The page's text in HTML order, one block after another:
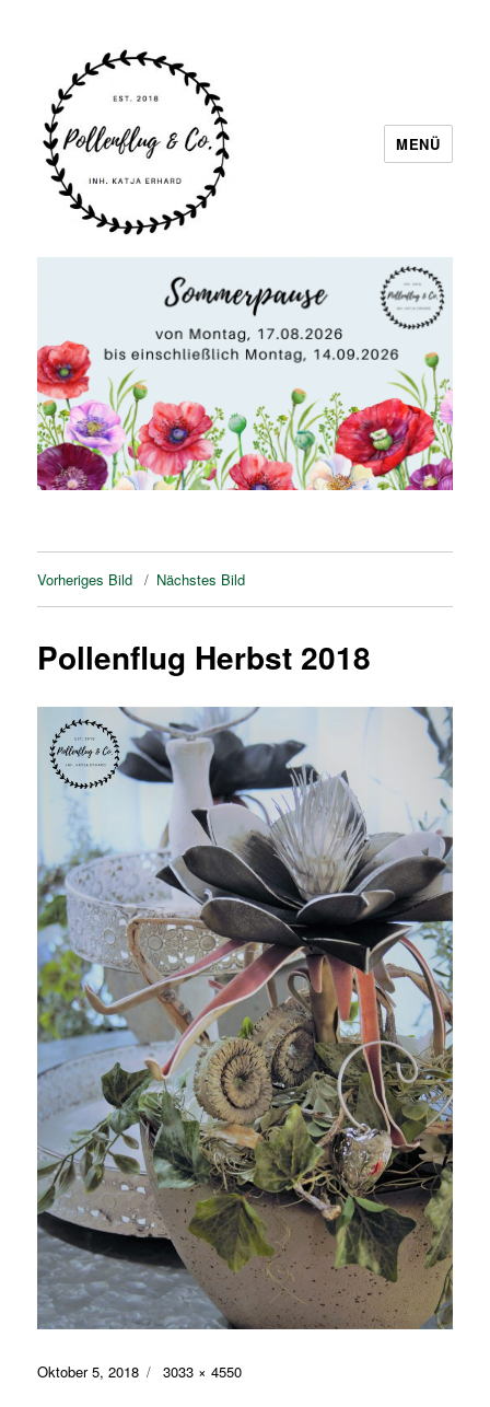
Pollenflug & Co.
MENÜ
Vorheriges Bild Nächstes Bild
Pollenflug Herbst 2018
Veröffentlicht
Oktober 5, 2018
Volle
3033 × 4550